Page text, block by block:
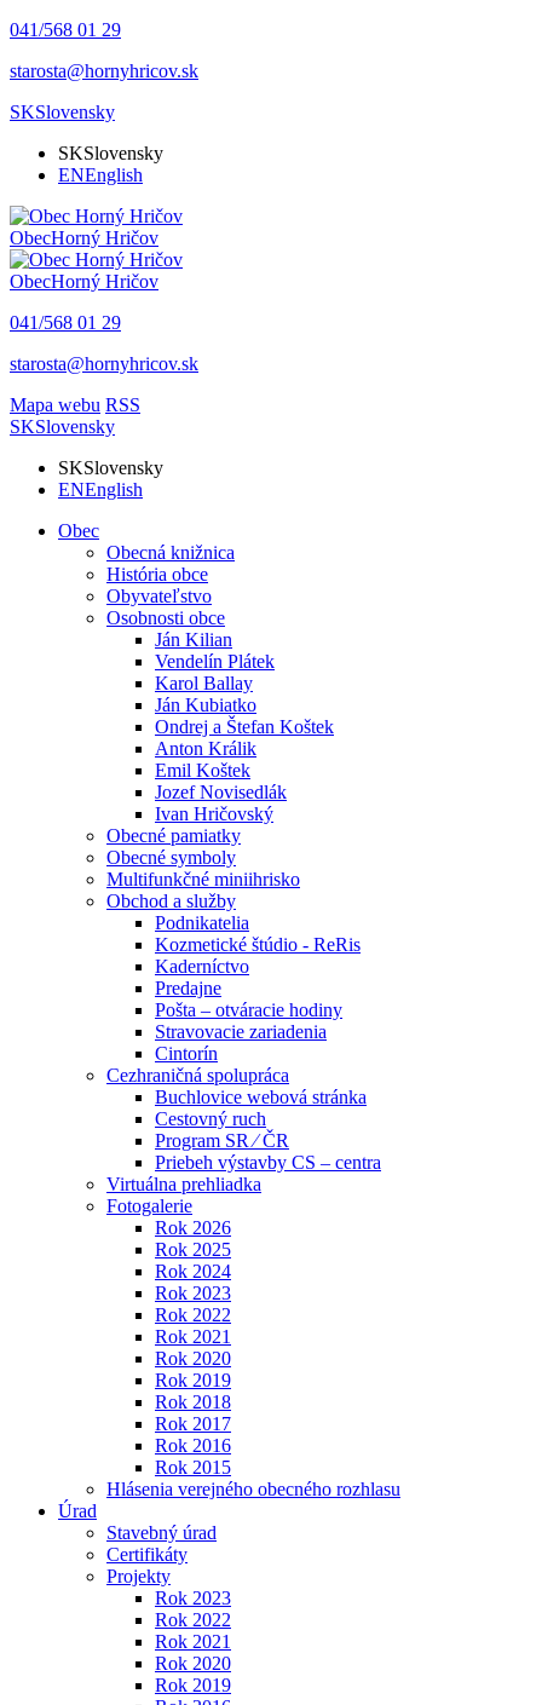
041/568 01 29
starosta@hornyhricov.sk
SKSlovensky
SKSlovensky
ENEnglish
ObecHorný Hričov
ObecHorný Hričov
041/568 01 29
starosta@hornyhricov.sk
Mapa webu RSS
SKSlovensky
SKSlovensky
ENEnglish
Obec
Obecná knižnica
História obce
Obyvateľstvo
Osobnosti obce
Ján Kilian
Vendelín Plátek
Karol Ballay
Ján Kubiatko
Ondrej a Štefan Koštek
Anton Králik
Emil Koštek
Jozef Novisedlák
Ivan Hričovský
Obecné pamiatky
Obecné symboly
Multifunkčné miniihrisko
Obchod a služby
Podnikatelia
Kozmetické štúdio - ReRis
Kaderníctvo
Predajne
Pošta – otváracie hodiny
Stravovacie zariadenia
Cintorín
Cezhraničná spolupráca
Buchlovice webová stránka
Cestovný ruch
Program SR ⁄ ČR
Priebeh výstavby CS – centra
Virtuálna prehliadka
Fotogalerie
Rok 2026
Rok 2025
Rok 2024
Rok 2023
Rok 2022
Rok 2021
Rok 2020
Rok 2019
Rok 2018
Rok 2017
Rok 2016
Rok 2015
Hlásenia verejného obecného rozhlasu
Úrad
Stavebný úrad
Certifikáty
Projekty
Rok 2023
Rok 2022
Rok 2021
Rok 2020
Rok 2019